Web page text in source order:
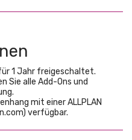
1 Jahr freigeschaltet.
Sie alle Add-Ons und
mit einer ALLPLAN
verfügbar.